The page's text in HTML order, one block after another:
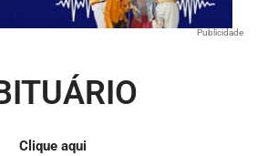
Publicidade
Clique aqui